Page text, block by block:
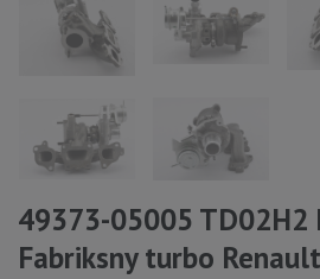
49373-05005 TD02H2
Fabriksny turbo